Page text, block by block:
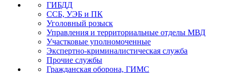
ГИБДД
ССБ, УЭБ и ПК
Уголовный розыск
Управления и территориальные отделы МВД
Участковые уполномоченные
Экспертно-криминалистическая служба
Прочие службы
Гражданская оборона, ГИМС